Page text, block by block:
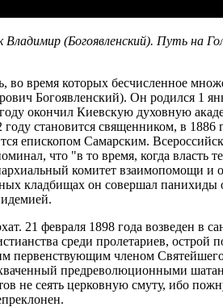
Владимир (Богоявленский). Путь на
время которых бесчисленное
Богоявленский). Он родился 1
окончил Киевскую духовную
становится священником, в 1886
епископом Самарским.
что "в то время, когда власть
комитет взаимопомощи
кладбищах он совершал
21 февраля 1898 года возведен
среди пролетариев,
первенствующим членом
предреволюционными
не сеять церковную смуту, ибо